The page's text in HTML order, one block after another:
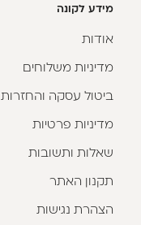
מידע לקונה
אודות
מדיניות משלוחים
ביטול עסקה והחזרות
מדיניות פרטיות
שאלות ותשובות
תקנון האתר
הצהרת נגישות